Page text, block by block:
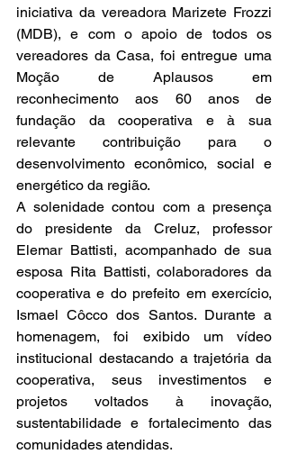
iniciativa da vereadora Marizete Frozzi
(MDB), e com o apoio de todos os
vereadores da Casa, foi entregue uma
Moção de Aplausos em
reconhecimento aos 60 anos de
fundação da cooperativa e à sua
relevante contribuição para o
desenvolvimento econômico, social e
energético da região.
A solenidade contou com a presença
do presidente da Creluz, professor
Elemar Battisti, acompanhado de sua
esposa Rita Battisti, colaboradores da
cooperativa e do prefeito em exercício,
Ismael Côcco dos Santos. Durante a
homenagem, foi exibido um vídeo
institucional destacando a trajetória da
cooperativa, seus investimentos e
projetos voltados à inovação,
sustentabilidade e fortalecimento das
comunidades atendidas.